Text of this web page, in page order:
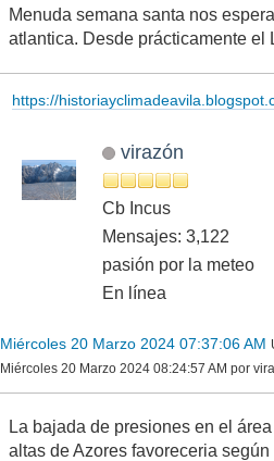
Menuda semana santa nos
atlantica. Desde prácticamente el
https://
virazón
Cb Incus
Mensajes: 3,122
pasión por la meteo
En línea
Miércoles 20 Marzo 2024 07:37:06 AM
Miércoles 20 Marzo 2024 08:24:57 AM por
La bajada de presiones en el
altas de Azores favoreceria